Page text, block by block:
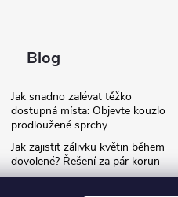
Blog
Jak snadno zalévat těžko
dostupná místa: Objevte kouzlo
prodloužené sprchy
Jak zajistit zálivku květin během
dovolené? Řešení za pár korun